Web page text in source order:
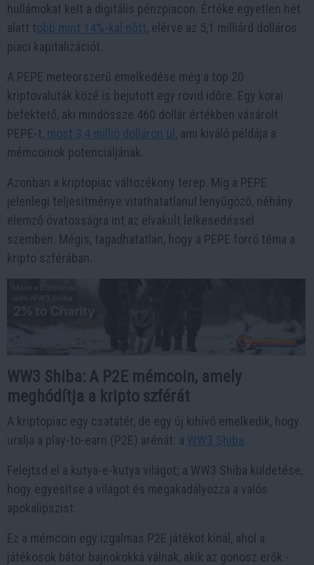
hullámokat kelt a digitális pénzpiacon. Értéke egyetlen hét
alatt több mint 14%-kal nőtt, elérve az 5,1 milliárd dolláros
piaci kapitalizációt.
A PEPE meteorszerű emelkedése még a top 20
kriptovaluták közé is bejutott egy rövid időre. Egy korai
befektető, aki mindössze 460 dollár értékben vásárolt
PEPE-t, most 3,4 millió dolláron ül, ami kiváló példája a
mémcoinok potenciáljának.
Azonban a kriptopiac változékony terep. Míg a PEPE
jelenlegi teljesítménye vitathatatlanul lenyűgöző, néhány
elemző óvatosságra int az elvakult lelkesedéssel
szemben. Mégis, tagadhatatlan, hogy a PEPE forró téma a
kripto szférában.
WW3 Shiba: A P2E mémcoin, amely
meghódítja a kripto szférát
A kriptopiac egy csatatér, de egy új kihívó emelkedik, hogy
uralja a play-to-earn (P2E) arénát: a WW3 Shiba
Felejtsd el a kutya-e-kutya világot; a WW3 Shiba küldetése,
hogy egyesítse a világot és megakadályozza a valós
apokalipszist.
Ez a mémcoin egy izgalmas P2E játékot kínál, ahol a
játékosok bátor bajnokokká válnak, akik az gonosz erők -